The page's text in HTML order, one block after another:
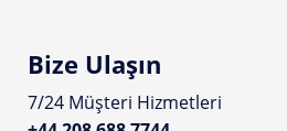
Bize Ulaşın
7/24 Müşteri Hizmetleri